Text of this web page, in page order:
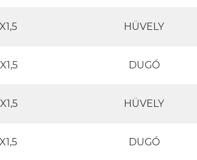
HÜVELY
DUGÓ
HÜVELY
DUGÓ